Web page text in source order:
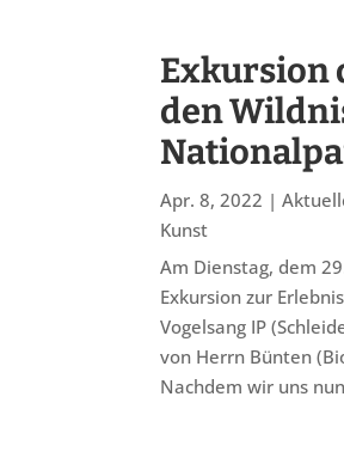
Exkursion
den
Apr. 8, 2022 |
Kunst
Am Dienstag, dem
Exkursion zur
Vogelsang IP
von Herrn Bünten
Nachdem wir uns